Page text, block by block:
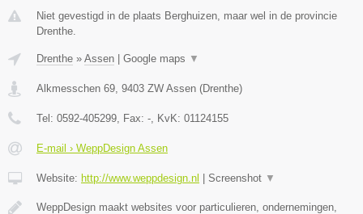
Niet gevestigd in de plaats Berghuizen, maar wel in de provincie
Drenthe.
Drenthe » Assen Google maps ▼
Alkmesschen 69 9403 ZW Assen (Drenthe)
Tel: 0592-405299 , Fax: - , KvK: 01124155
E-mail › WeppDesign Assen
Website: http://www.weppdesign.nl Screenshot ▼
WeppDesign maakt websites voor particulieren, ondernemingen,